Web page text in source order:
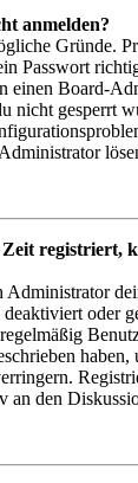
anmelden?
Gründe.
Passwort
einen Board-
nicht gesperrt
registriert,
Administrator
oder
haben,
an den